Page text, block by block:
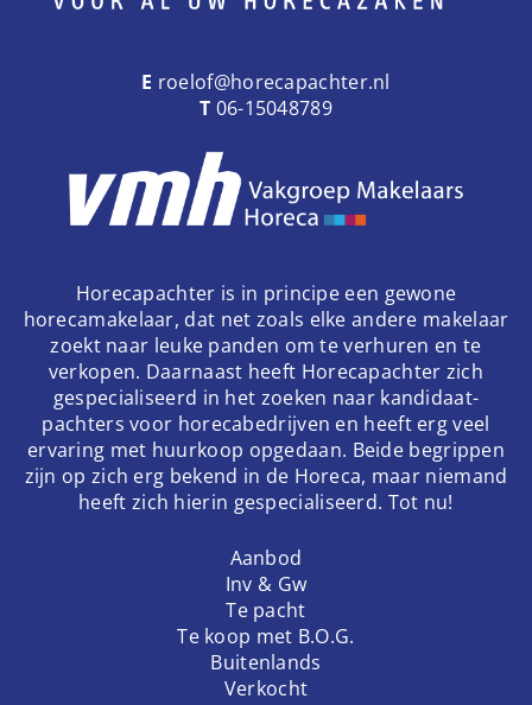
E roelof@horecapachter.nl
T 06-15048789
Horecapachter is in principe een gewone
horecamakelaar, dat net zoals elke andere makelaar
zoekt naar leuke panden om te verhuren en te
verkopen. Daarnaast heeft Horecapachter zich
gespecialiseerd in het zoeken naar kandidaat-
pachters voor horecabedrijven en heeft erg veel
ervaring met huurkoop opgedaan. Beide begrippen
zijn op zich erg bekend in de Horeca, maar niemand
heeft zich hierin gespecialiseerd. Tot nu!
Aanbod
Inv & Gw
Te pacht
Te koop met B.O.G.
Buitenlands
Verkocht